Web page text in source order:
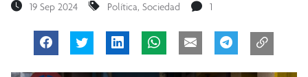
19 Sep 2024
Política, Sociedad 1